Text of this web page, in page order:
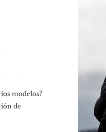
modelos?
de